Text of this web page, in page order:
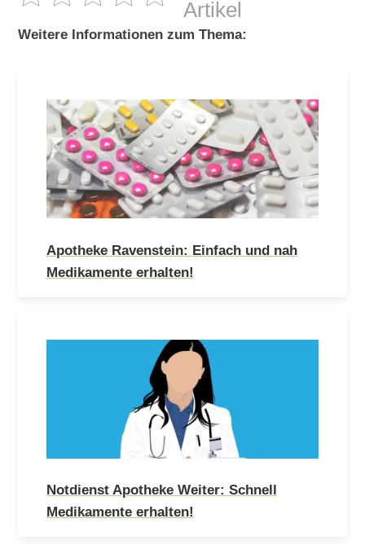
Artikel
Weitere Informationen zum Thema:
Apotheke Ravenstein: Einfach und nah
Medikamente erhalten!
Notdienst Apotheke Weiter: Schnell
Medikamente erhalten!